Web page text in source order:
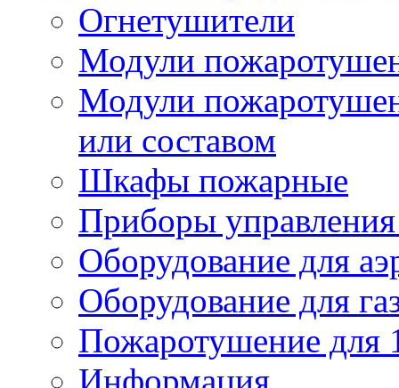
Огнетушители
Модули
Модули
или составом
Шкафы пожарные
Приборы
Оборудование для
Оборудование для
Пожаротушение для